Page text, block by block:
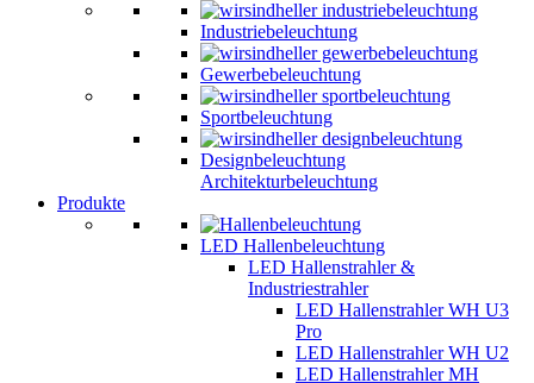
Industriebeleuchtung
Gewerbebeleuchtung
Sportbeleuchtung
Designbeleuchtung
Architekturbeleuchtung
Produkte
LED Hallenbeleuchtung
LED Hallenstrahler &
Industriestrahler
LED Hallenstrahler WH U3
Pro
LED Hallenstrahler WH U2
LED Hallenstrahler MH